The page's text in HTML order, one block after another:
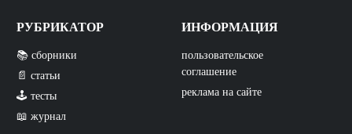
РУБРИКАТОР
📚 сборники
📄 статьи
🕹️ тесты
📖 журнал
ИНФОРМАЦИЯ
пользовательское
соглашение
реклама на сайте